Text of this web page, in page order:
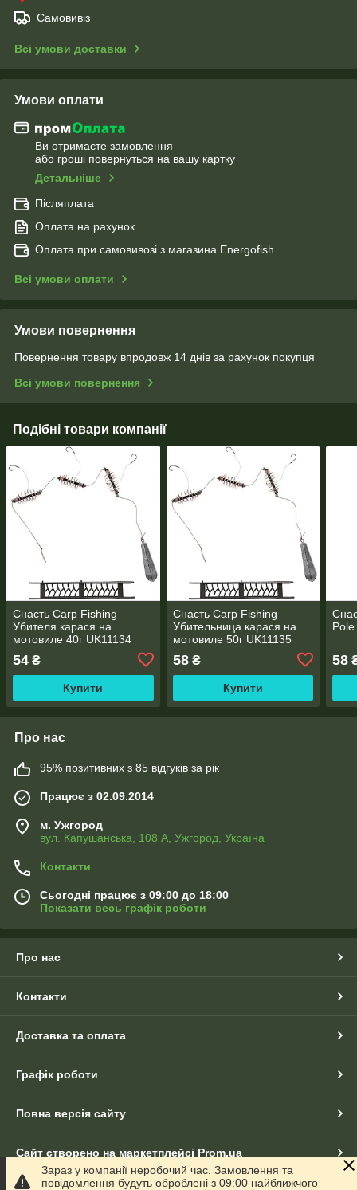
Самовивіз
Всі умови доставки
Умови оплати
Ви отримаєте замовлення
або гроші повернуться на вашу картку
Детальніше
Післяплата
Оплата на рахунок
Оплата при самовивозі з магазина Energofish
Всі умови оплати
Умови повернення
Повернення товару впродовж 14 днів за рахунок покупця
Всі умови повернення
Подібні товари компанії
Снасть Carp Fishing
Убителя карася на
мотовиле 40г UK11134
54 ₴
Купити
Снасть Carp Fishing
Убительница карася на
мотовиле 50г UK11135
58₴
Купити
58
Про нас
95% позитивних з 85 відгуків за рік
Працює з 02.09.2014
м. Ужгород
вул. Капушанська, 108 А, Ужгород, Україна
Контакти
Сьогодні працює з 09:00 до 18:00
Показати весь графік роботи
Про нас
Контакти
Доставка та оплата
Графік роботи
Повна версія сайту
Сайт створено на маркетплейсі Prom.ua
Зараз у компанії неробочий час. Замовлення та
повідомлення будуть оброблені з 09:00 найближчого